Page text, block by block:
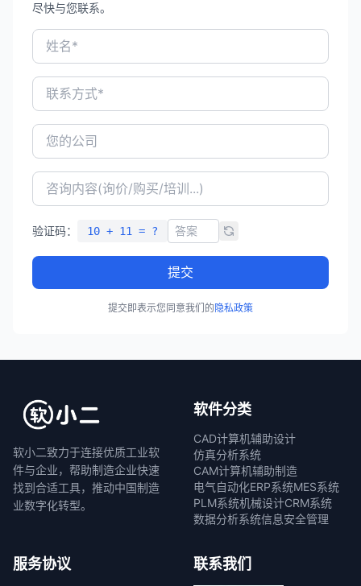
尽快与您联系。
验证码： 10 + 11 = ?
提交
提交即表示您同意我们的隐私政策
软小二致力于连接优质工业软
件与企业，帮助制造企业快速
找到合适工具，推动中国制造
业数字化转型。
软件分类
CAD计算机辅助设计
仿真分析系统
CAM计算机辅助制造
电气自动化ERP系统MES系统
PLM系统机械设计CRM系统
数据分析系统信息安全管理
服务协议 联系我们